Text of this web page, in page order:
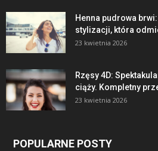
Henna pudrowa
stylizacji, która
23 kwietnia 2026
Rzęsy 4D:
ciąży. Kompletny
23 kwietnia 2026
POPULARNE POSTY